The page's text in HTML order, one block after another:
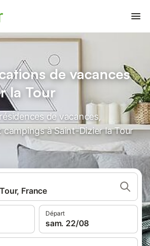
de vacances
la Tour
de vacances,
à Saint-Dizier la Tour
France
Départ
sam. 22/08